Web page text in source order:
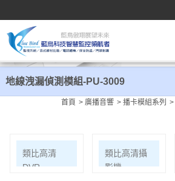
地線洩漏偵測模組-PU-3009
首頁 廣播音響 播卡模組系列
類比高清
DVR
類比高清攝
影機